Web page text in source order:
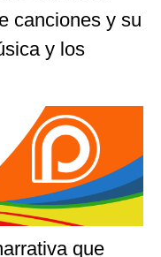
canciones y su
y los
que